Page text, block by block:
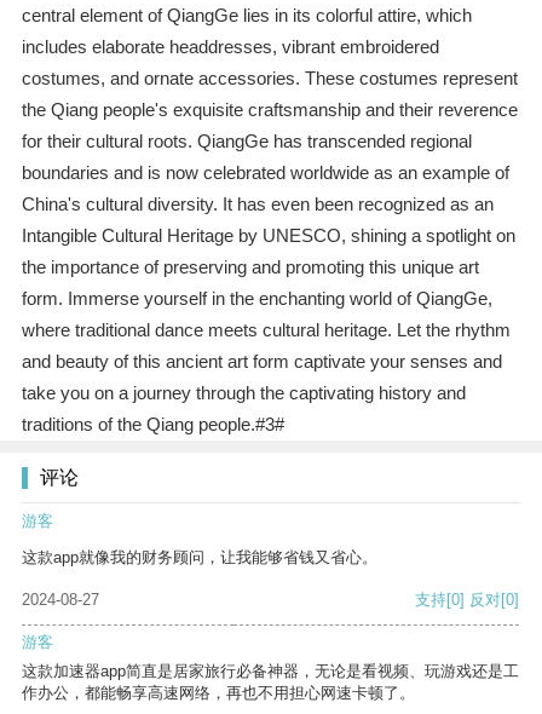
central element of QiangGe lies in its colorful attire, which
includes elaborate headdresses, vibrant embroidered
costumes, and ornate accessories. These costumes represent
the Qiang people's exquisite craftsmanship and their reverence
for their cultural roots. QiangGe has transcended regional
boundaries and is now celebrated worldwide as an example of
China's cultural diversity. It has even been recognized as an
Intangible Cultural Heritage by UNESCO, shining a spotlight on
the importance of preserving and promoting this unique art
form. Immerse yourself in the enchanting world of QiangGe,
where traditional dance meets cultural heritage. Let the rhythm
and beauty of this ancient art form captivate your senses and
take you on a journey through the captivating history and
traditions of the Qiang people.#3#
评论
游客
这款app就像我的财务顾问，让我能够省钱又省心。
2024-08-27 支持[0] 反对[0]
游客
这款加速器app简直是居家旅行必备神器，无论是看视频、玩游戏还是工
作办公，都能畅享高速网络，再也不用担心网速卡顿了。